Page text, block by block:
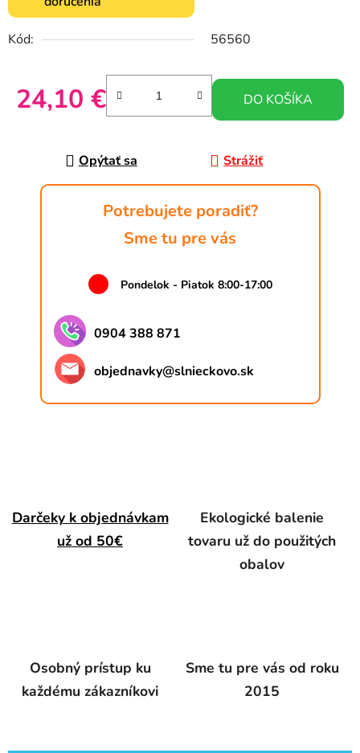
Kód: 56560
24,10 € DO KOŠÍKA
Opýtať sa Strážiť
Potrebujete poradiť?
Sme tu pre vás
Pondelok - Piatok 8:00-17:00
0904 388 871
objednavky@slnieckovo.sk
Darčeky k objednávkam
už od 50€
Ekologické balenie
tovaru už do použitých
obalov
Osobný prístup ku
každému zákazníkovi
Sme tu pre vás od roku
2015